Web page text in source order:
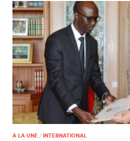
A LA UNE / INTERNATIONAL